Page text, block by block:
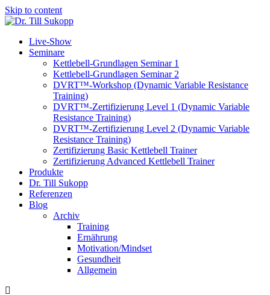
Skip to content
Live-Show
Seminare
Kettlebell-Grundlagen Seminar 1
Kettlebell-Grundlagen Seminar 2
DVRT™-Workshop (Dynamic Variable Resistance
Training)
DVRT™-Zertifizierung Level 1 (Dynamic Variable
Resistance Training)
DVRT™-Zertifizierung Level 2 (Dynamic Variable
Resistance Training)
Zertifizierung Basic Kettlebell Trainer
Zertifizierung Advanced Kettlebell Trainer
Produkte
Dr. Till Sukopp
Referenzen
Blog
Archiv
Training
Ernährung
Motivation/Mindset
Gesundheit
Allgemein